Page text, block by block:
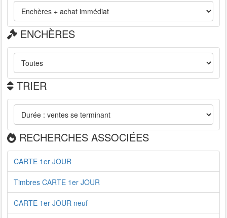
ENCHÈRES
TRIER
RECHERCHES ASSOCIÉES
CARTE 1er JOUR
Timbres CARTE 1er JOUR
CARTE 1er JOUR neuf